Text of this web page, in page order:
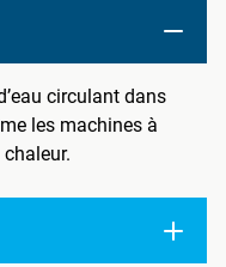
circulant dans
les machines à